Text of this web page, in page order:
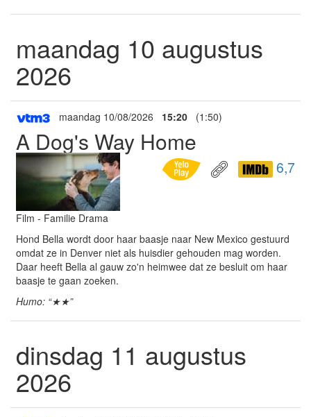
maandag 10 augustus
2026
maandag 10/08/2026 15:20 (1:50)
A Dog's Way Home
6,7
Film - Familie Drama
Hond Bella wordt door haar baasje naar New Mexico gestuurd
omdat ze in Denver niet als huisdier gehouden mag worden.
Daar heeft Bella al gauw zo'n heimwee dat ze besluit om haar
baasje te gaan zoeken.
Humo: “★★”
dinsdag 11 augustus
2026